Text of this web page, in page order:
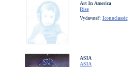
Art In America
Rise
Vydavateľ: Iconoclassic
ASIA
ASIA